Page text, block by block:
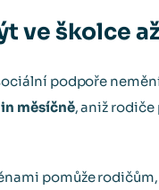
ve školce
podpoře
měsíčně, aniž
pomůže